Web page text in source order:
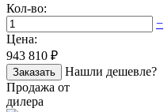
Кол-во:
−
Цена:
943 810 ₽
Заказать
Нашли дешевле?
Продажа от
дилера